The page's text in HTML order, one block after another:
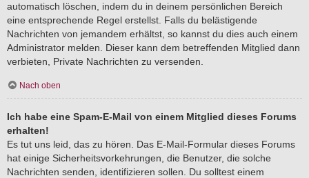
automatisch löschen, indem du in deinem persönlichen Bereich
eine entsprechende Regel erstellst. Falls du belästigende
Nachrichten von jemandem erhältst, so kannst du dies auch einem
Administrator melden. Dieser kann dem betreffenden Mitglied dann
verbieten, Private Nachrichten zu versenden.
Nach oben
Ich habe eine Spam-E-Mail von einem Mitglied dieses Forums
erhalten!
Es tut uns leid, das zu hören. Das E-Mail-Formular dieses Forums
hat einige Sicherheitsvorkehrungen, die Benutzer, die solche
Nachrichten senden, identifizieren sollen. Du solltest einem